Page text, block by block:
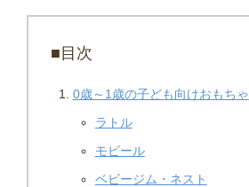
■目次
0歳～1歳の子ども向けおもちゃ
ラトル
モビール
ベビージム・ネスト